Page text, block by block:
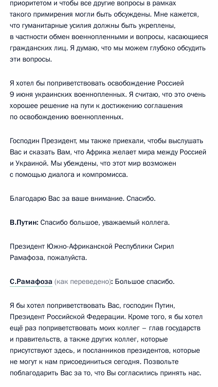
приоритетом и чтобы все другие вопросы в рамках
такого примирения могли быть обсуждены. Мне кажется,
что гуманитарные усилия должны быть укреплены,
в частности обмен военнопленными и вопросы, касающиеся
гражданских лиц. Я думаю, что мы можем глубоко обсудить
эти вопросы.
Я хотел бы поприветствовать освобождение Россией
9 июня украинских военнопленных. Я считаю, что это очень
хорошее решение на пути к достижению соглашения
по освобождению военнопленных.
Господин Президент, мы также приехали, чтобы выслушать
Вас и сказать Вам, что Африка желает мира между Россией
и Украиной. Мы убеждены, что этот мир возможен
с помощью диалога и компромисса.
Благодарю Вас за ваше внимание. Спасибо.
В.Путин: Спасибо большое, уважаемый коллега.
Президент Южно-Африканской Республики Сирил
Рамафоза, пожалуйста.
С.Рамафоза (как переведено): Большое спасибо.
Я бы хотел поприветствовать Вас, господин Путин,
Президент Российской Федерации. Кроме того, я бы хотел
ещё раз поприветствовать моих коллег – глав государств
и правительств, а также других коллег, которые
присутствуют здесь, и посланников президентов, которые
не могут к нам присоединиться сегодня. Позвольте
поблагодарить Вас за то, что Вы согласились принять нас.